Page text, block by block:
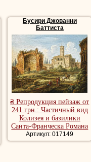
Бусири Джованни
Баттиста
₴ Репродукция пейзаж от
241 грн.: Частичный вид
Колизея и базилики
Санта-Франческа Романа
Артикул: 017149